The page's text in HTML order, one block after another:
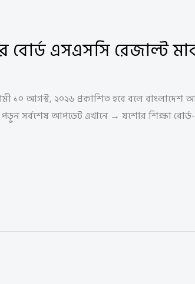
বোর্ড এসএসসি রেজাল্ট
আগস্ট, ২০২৬ প্রকাশিত হবে বলে বাংলাদেশ
পড়ুন সর্বশেষ আপডেট এখানে → যশোর শিক্ষা